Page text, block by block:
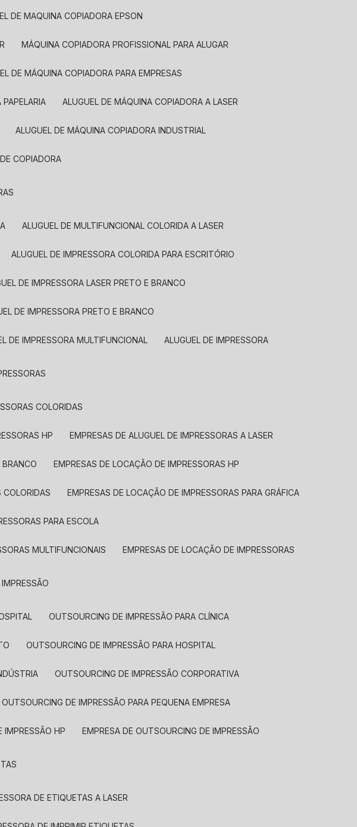
DE MAQUINA COPIADORA EPSON
MÁQUINA COPIADORA PROFISSIONAL PARA ALUGAR
DE MÁQUINA COPIADORA PARA EMPRESAS
PAPELARIA ALUGUEL DE MÁQUINA COPIADORA A LASER
ALUGUEL DE MÁQUINA COPIADORA INDUSTRIAL
DE COPIADORA
ALUGUEL DE MULTIFUNCIONAL COLORIDA A LASER
ALUGUEL DE IMPRESSORA COLORIDA PARA ESCRITÓRIO
DE IMPRESSORA LASER PRETO E BRANCO
DE IMPRESSORA PRETO E BRANCO
DE IMPRESSORA MULTIFUNCIONAL ALUGUEL DE IMPRESSORA
COLORIDAS
HP EMPRESAS DE ALUGUEL DE IMPRESSORAS A LASER
BRANCO EMPRESAS DE LOCAÇÃO DE IMPRESSORAS HP
COLORIDAS EMPRESAS DE LOCAÇÃO DE IMPRESSORAS PARA GRÁFICA
PARA ESCOLA
MULTIFUNCIONAIS EMPRESAS DE LOCAÇÃO DE IMPRESSORAS
OUTSOURCING DE IMPRESSÃO PARA CLÍNICA
OUTSOURCING DE IMPRESSÃO PARA HOSPITAL
OUTSOURCING DE IMPRESSÃO CORPORATIVA
OUTSOURCING DE IMPRESSÃO PARA PEQUENA EMPRESA
IMPRESSÃO HP EMPRESA DE OUTSOURCING DE IMPRESSÃO
DE ETIQUETAS A LASER